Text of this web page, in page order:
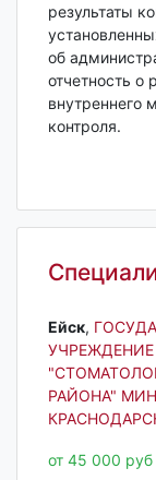
результаты
об
отчетность о
внутреннего
контроля.
Ейск‎,
РАЙОНА"
от 45 000 руб